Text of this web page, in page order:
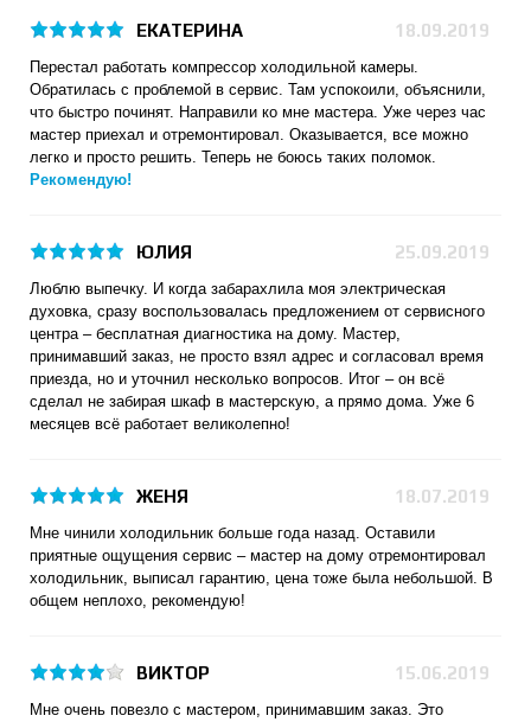
ЕКАТЕРИНА 18.09.2019
Перестал работать компрессор холодильной камеры.
Обратилась с проблемой в сервис. Там успокоили, объяснили,
что быстро починят. Направили ко мне мастера. Уже через час
мастер приехал и отремонтировал. Оказывается, все можно
легко и просто решить. Теперь не боюсь таких поломок.
Рекомендую!
ЮЛИЯ 25.09.2019
Люблю выпечку. И когда забарахлила моя электрическая
духовка, сразу воспользовалась предложением от сервисного
центра – бесплатная диагностика на дому. Мастер,
принимавший заказ, не просто взял адрес и согласовал время
приезда, но и уточнил несколько вопросов. Итог – он всё
сделал не забирая шкаф в мастерскую, а прямо дома. Уже 6
месяцев всё работает великолепно!
ЖЕНЯ 18.07.2019
Мне чинили холодильник больше года назад. Оставили
приятные ощущения сервис – мастер на дому отремонтировал
холодильник, выписал гарантию, цена тоже была небольшой. В
общем неплохо, рекомендую!
ВИКТОР 15.06.2019
Мне очень повезло с мастером, принимавшим заказ. Это